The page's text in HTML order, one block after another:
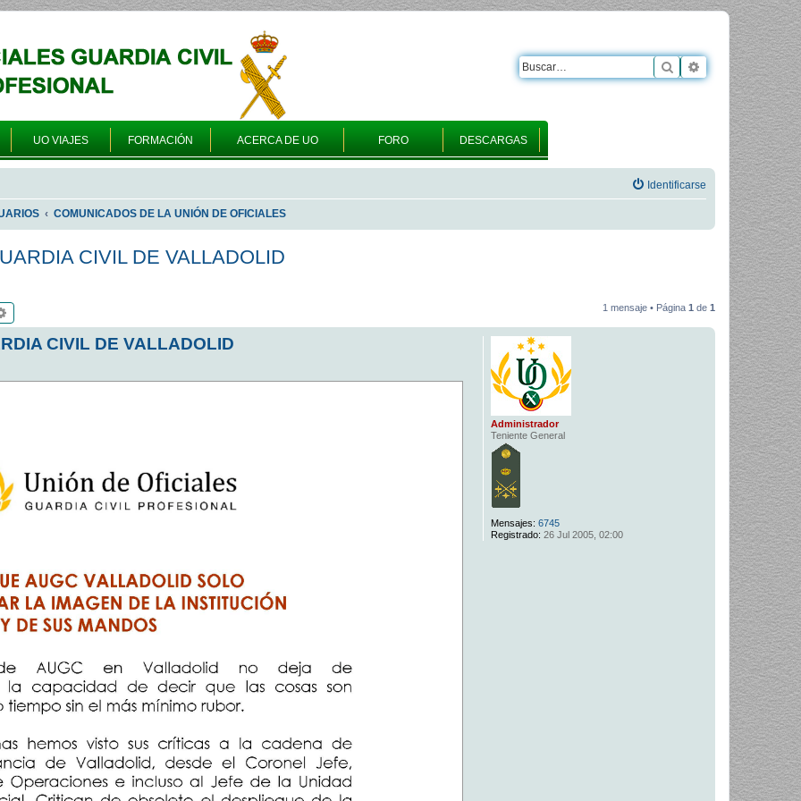
UO VIAJES FORMACIÓN ACERCA DE UO FORO DESCARGAS
Buscar Búsqueda
Identificarse
COMUNICADOS DE LA UNIÓN DE OFICIALES
CIVIL DE VALLADOLID
1 mensaje • Página 1 de 1
Administrador
Teniente General
Mensajes: 6745
Registrado: 26 Jul 2005, 02:00
CIVIL DE VALLADOLID